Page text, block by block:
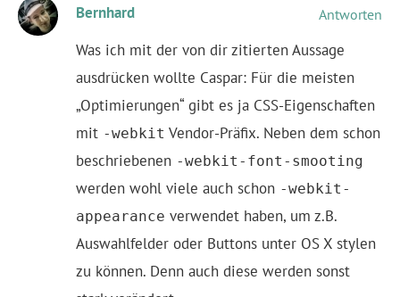
Bernhard Antworten
Was ich mit der von dir zitierten Aussage
ausdrücken wollte Caspar: Für die meisten
„Optimierungen“ gibt es ja CSS-Eigenschaften
mit -webkit Vendor-Präfix. Neben dem schon
beschriebenen -webkit-font-smooting
werden wohl viele auch schon -webkit-
appearance verwendet haben, um z.B.
Auswahlfelder oder Buttons unter OS X stylen
zu können. Denn auch diese werden sonst